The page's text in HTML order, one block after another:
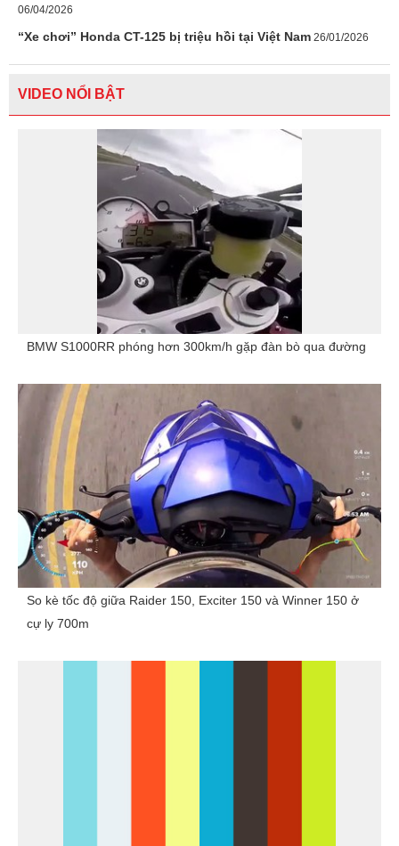
06/04/2026
“Xe chơi” Honda CT-125 bị triệu hồi tại Việt Nam 26/01/2026
VIDEO NỔI BẬT
BMW S1000RR phóng hơn 300km/h gặp đàn bò qua đường
So kè tốc độ giữa Raider 150, Exciter 150 và Winner 150 ở
cự ly 700m